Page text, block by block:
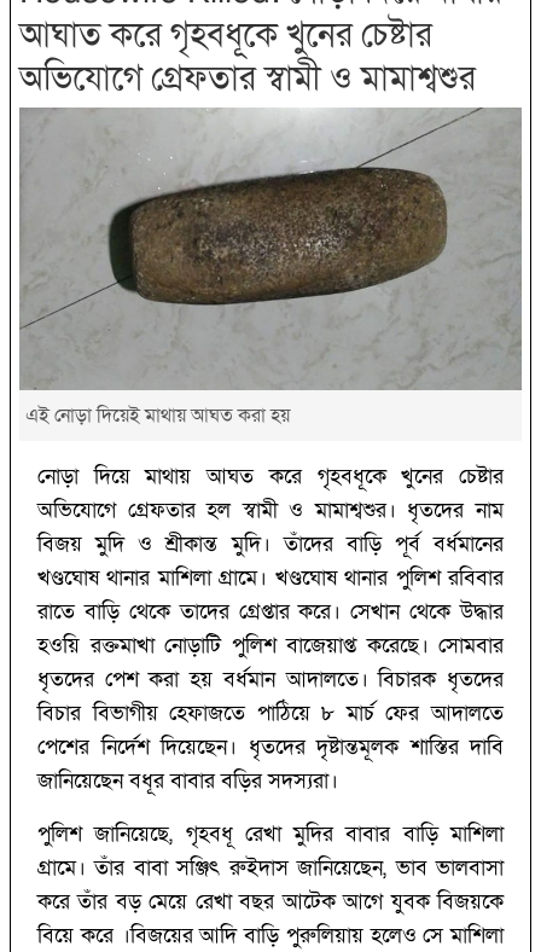
আঘাত করে গৃহবধূকে খুনের চেষ্টার
অভিযোগে গ্রেফতার স্বামী ও মামাশ্বশুর
এই নোড়া দিয়েই মাথায় আঘত করা হয়
নোড়া দিয়ে মাথায় আঘত করে গৃহবধূকে খুনের চেষ্টার
অভিযোগে গ্রেফতার হল স্বামী ও মামাশ্বশুর। ধৃতদের নাম
বিজয় মুদি ও শ্রীকান্ত মুদি। তাঁদের বাড়ি পূর্ব বর্ধমানের
খণ্ডঘোষ থানার মাশিলা গ্রামে। খণ্ডঘোষ থানার পুলিশ রবিবার
রাতে বাড়ি থেকে তাদের গ্রেপ্তার করে। সেখান থেকে উদ্ধার
হওয়ি রক্তমাখা নোড়াটি পুলিশ বাজেয়াপ্ত করেছে। সোমবার
ধৃতদের পেশ করা হয় বর্ধমান আদালতে। বিচারক ধৃতদের
বিচার বিভাগীয় হেফাজতে পাঠিয়ে ৮ মার্চ ফের আদালতে
পেশের নির্দেশ দিয়েছেন। ধৃতদের দৃষ্টান্তমূলক শাস্তির দাবি
জানিয়েছেন বধূর বাবার বড়ির সদস্যরা।
পুলিশ জানিয়েছে, গৃহবধূ রেখা মুদির বাবার বাড়ি মাশিলা
গ্রামে। তাঁর বাবা সঞ্জিৎ রুইদাস জানিয়েছেন, ভাব ভালবাসা
করে তাঁর বড় মেয়ে রেখা বছর আটেক আগে যুবক বিজয়কে
বিয়ে করে ।বিজয়ের আদি বাড়ি পুরুলিয়ায় হলেও সে মাশিলা